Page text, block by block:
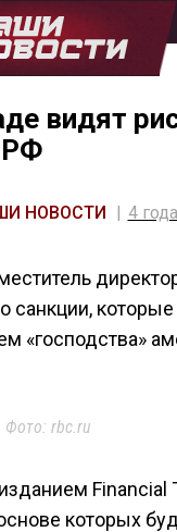
видят
РФ
НОВОСТИ 4
санкции,
«господства»
rbc.ru
Financial
которых